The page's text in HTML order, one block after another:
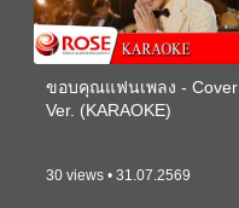
ขอบคุณแฟนเพลง - Cover
Ver. (KARAOKE)
30 views • 31.07.2569